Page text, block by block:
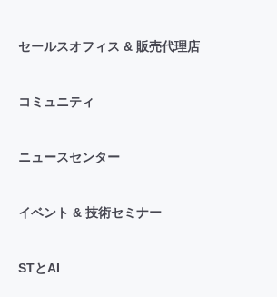
セールスオフィス & 販売代理店
コミュニティ
ニュースセンター
イベント & 技術セミナー
STとAI